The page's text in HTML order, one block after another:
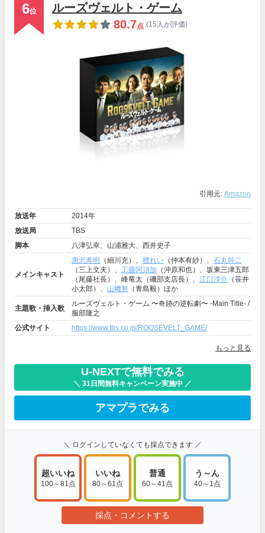
6位
ルーズヴェルト・ゲーム
80.7点 (15人が評価)
引用元: Amazon
放送年
2014年
放送局
TBS
脚本
八津弘幸、山浦雅大、西井史子
メインキャスト
唐沢寿明 （細川充）、 檀れい （仲本有紗）、 石丸幹二
（三上文夫）、 工藤阿須加 （沖原和也）、坂東三津五郎
（尾藤社長）、峰竜太（磯部支店長）、 江口洋介 （笹井
小太郎）、 山﨑努 （青島毅）ほか
主題歌・挿入歌
ルーズヴェルト・ゲーム 〜奇跡の逆転劇〜 -Main Title- /
服部隆之
公式サイト
https://www.tbs.co.jp/ROOSEVELT_GAME/
もっと見る
U-NEXTで無料でみる
＼ 31日間無料キャンペーン実施中 ／
アマプラでみる
＼ ログインしていなくても採点できます ／
超いいね
100～81点
いいね
80～61点
普通
60～41点
う～ん
40～1点
採点・コメントする